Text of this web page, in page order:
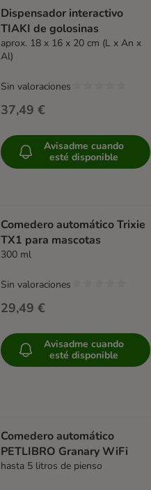
Dispensador interactivo
TIAKI de golosinas
aprox. 18 x 16 x 20 cm (L x An x
Al)
37,49 €
Sin valoraciones
Avisadme cuando
esté disponible
Comedero automático Trixie
TX1 para mascotas
300 ml
29,49 €
Sin valoraciones
Avisadme cuando
esté disponible
Comedero automático
PETLIBRO Granary WiFi
hasta 5 litros de pienso